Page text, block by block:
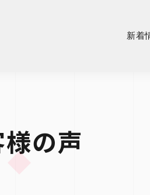
新着
の声